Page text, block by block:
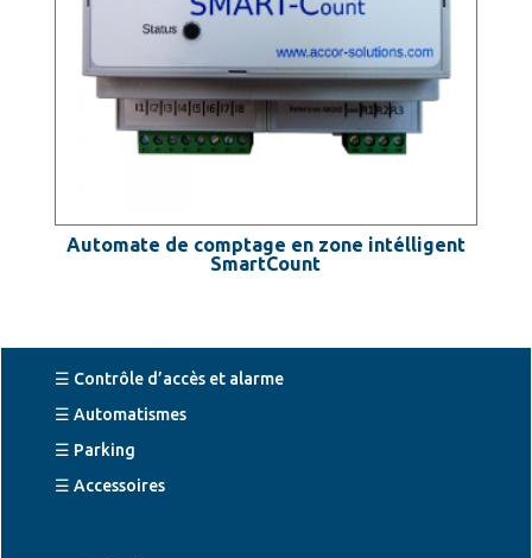
Automate de comptage en zone intélligent
SmartCount
☰ Contrôle d’accès et alarme
☰ Automatismes
☰ Parking
☰ Accessoires